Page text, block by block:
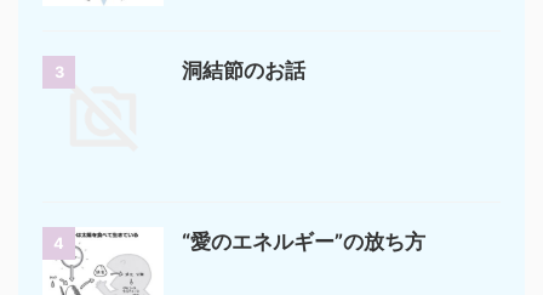
3 洞結節のお話
4 “愛のエネルギー”の放ち方